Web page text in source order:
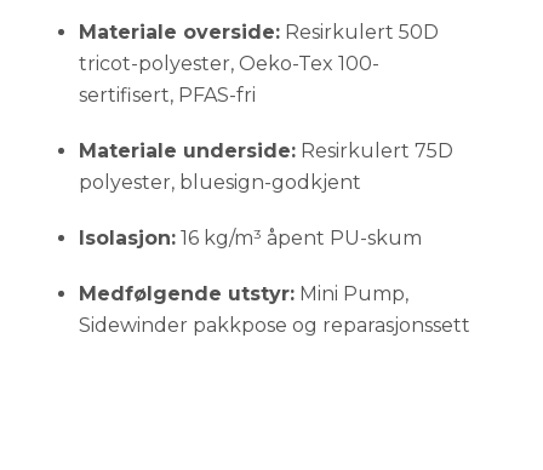
Materiale overside: Resirkulert 50D
tricot-polyester, Oeko-Tex 100-
sertifisert, PFAS-fri
Materiale underside: Resirkulert 75D
polyester, bluesign-godkjent
Isolasjon: 16 kg/m³ åpent PU-skum
Medfølgende utstyr: Mini Pump,
Sidewinder pakkpose og reparasjonssett